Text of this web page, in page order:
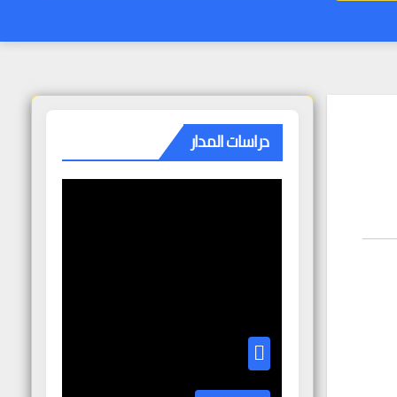
دراسات المدار